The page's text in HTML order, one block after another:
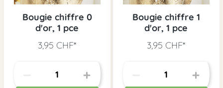
Bougie chiffre 0
d'or, 1 pce
3,95 CHF*
Bougie chiffre 1
d'or, 1 pce
3,95 CHF*